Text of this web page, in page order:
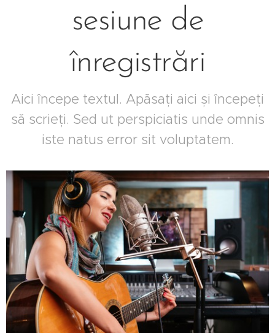
sesiune de
înregistrări
Aici începe textul. Apăsați aici și începeți
să scrieți. Sed ut perspiciatis unde omnis
iste natus error sit voluptatem.